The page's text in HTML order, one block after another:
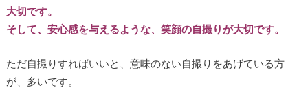
大切です。
そして、安心感を与えるような、笑顔の自撮りが大切です。
ただ自撮りすればいいと、意味のない自撮りをあげている方
が、多いです。